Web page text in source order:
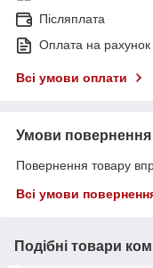
Післяплата
Оплата на рахунок
Всі умови оплати
Умови повернення
Повернення товару
Всі умови
Подібні товари